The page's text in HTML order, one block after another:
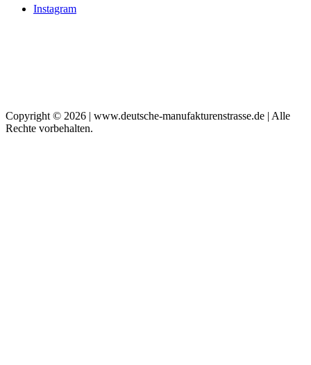
Instagram
Copyright © 2026 | www.deutsche-manufakturenstrasse.de | Alle
Rechte vorbehalten.